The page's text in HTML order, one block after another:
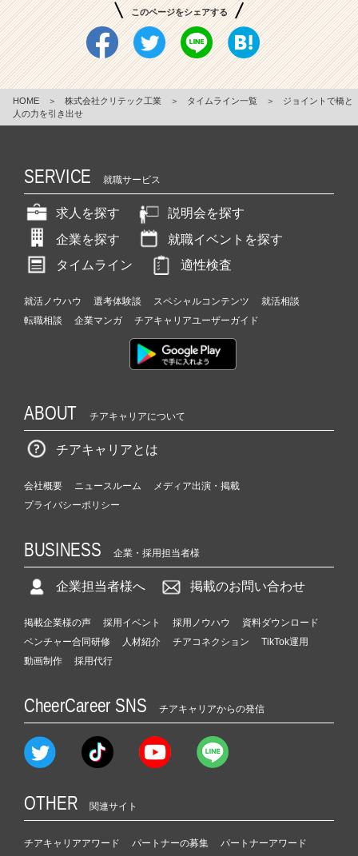
このページをシェアする
HOME ＞ 株式会社クリテック工業 ＞ タイムライン一覧 ＞
ジョイントで橋と
人の力を引き出せ
SERVICE 就職サービス
求人を探す
説明会を探す
企業を探す
就職イベントを探す
タイムライン
適性検査
就活ノウハウ 選考体験談 スペシャルコンテンツ
就活相談
転職相談
企業マンガ チアキャリアユーザーガイド
ABOUT チアキャリアについて
チアキャリアとは
会社概要 ニュースルーム
メディア出演・掲載
プライバシーポリシー
BUSINESS 企業・採用担当者様
企業担当者様へ 掲載のお問い合わせ
掲載企業様の声 採用イベント 採用ノウハウ
資料ダウンロード
ベンチャー合同研修
人材紹介 チアコネクション
TikTok運用
動画制作
採用代行
CheerCareer SNS チアキャリアからの発信
OTHER 関連サイト
チアキャリアアワード パートナーの募集 パートナーアワード